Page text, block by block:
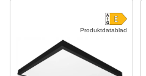
Produktdatablad